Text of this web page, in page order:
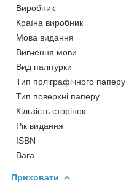
Виробник
Країна виробник
Мова видання
Вивчення мови
Вид палітурки
Тип поліграфічного паперу
Тип поверхні паперу
Кількість сторінок
Рік видання
ISBN
Вага
Приховати